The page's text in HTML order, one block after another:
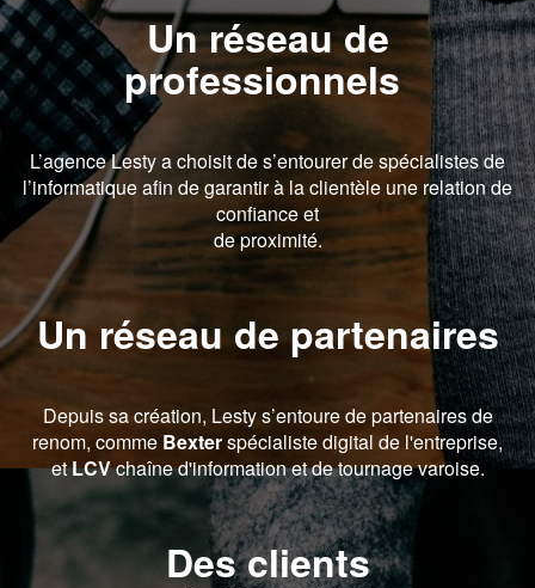
Un réseau de
professionnels
L’agence Lesty a choisit de s’entourer de spécialistes de
l’informatique afin de garantir à la clientèle une relation de
confiance et
de proximité.
Un réseau de partenaires
Depuis sa création, Lesty s’entoure de partenaires de
renom, comme Bexterspécialiste digital de l'entreprise,
etLCVchaîne d'information et de tournage varoise.
Des clients